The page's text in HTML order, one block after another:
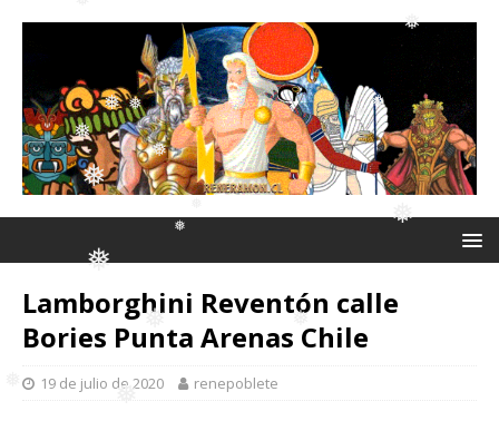
❅
❅ ❅
❅
❅
❅
❅
❅
❅
❅
❅
❅
❅
Lamborghini Reventón calle
Bories Punta Arenas Chile
19 de julio de 2020 renepoblete